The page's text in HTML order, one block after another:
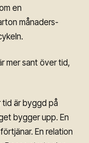
en
månaders-
mer sant över tid,
tid är byggd på
bygger upp. En
En relation